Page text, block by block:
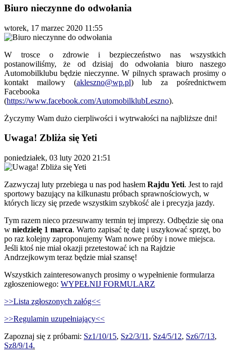
Biuro nieczynne do odwołania
wtorek, 17 marzec 2020 11:55
W trosce o zdrowie i bezpieczeństwo nas wszystkich
postanowiliśmy, że od dzisiaj do odwołania biuro naszego
Automobilklubu będzie nieczynne. W pilnych sprawach prosimy o
kontakt mailowy (akleszno@wp.pl) lub za pośrednictwem
Facebooka
(https://www.facebook.com/AutomobilklubLeszno).
Życzymy Wam dużo cierpliwości i wytrwałości na najbliższe dni!
Uwaga! Zbliża się Yeti
poniedziałek, 03 luty 2020 21:51
Zazwyczaj luty przebiega u nas pod hasłem Rajdu Yeti. Jest to rajd
sportowy bazujący na kilkunastu próbach sprawnościowych, w
których liczy się przede wszystkim szybkość ale i precyzja jazdy.
Tym razem nieco przesuwamy termin tej imprezy. Odbędzie się ona
w niedzielę 1 marca. Warto zapisać tę datę i uszykować sprzęt, bo
po raz kolejny zaproponujemy Wam nowe próby i nowe miejsca.
Jeśli ktoś nie miał okazji przetestować ich na Rajdzie
Andrzejkowym teraz będzie miał szansę!
Wszystkich zainteresowanych prosimy o wypełnienie formularza
zgłoszeniowego: WYPEŁNIJ FORMULARZ
>>Lista zgłoszonych załóg<<
>>Regulamin uzupełniający<<
Zapoznaj się z próbami: Sz1/10/15, Sz2/3/11 , Sz4/5/12, Sz6/7/13,
Sz8/9/14.